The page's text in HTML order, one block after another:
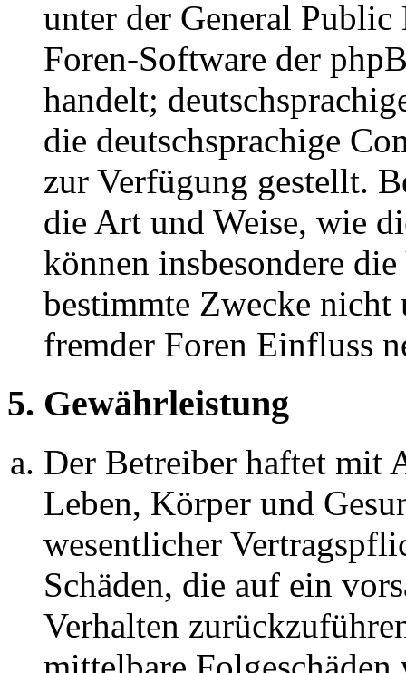
unter der General
Foren-Software der
handelt;
die deutschsprachige
zur Verfügung gestellt.
die Art und Weise, wie
können insbesondere
bestimmte Zwecke nicht
fremder Foren Einfluss
5. Gewährleistung
Der Betreiber haftet mit
Leben, Körper und
wesentlicher
Schäden, die auf ein
Verhalten